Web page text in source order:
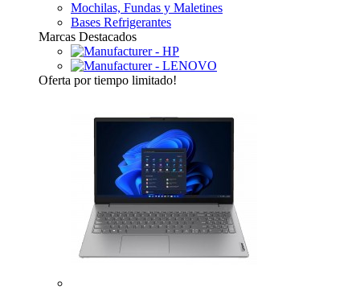
Mochilas, Fundas y Maletines
Bases Refrigerantes
Marcas Destacados
Oferta por tiempo limitado!